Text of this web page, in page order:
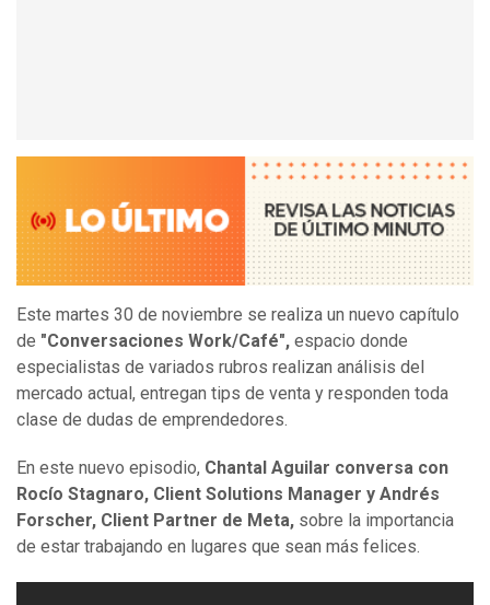
Este martes 30 de noviembre se realiza un nuevo capítulo
de "Conversaciones Work/Café", espacio donde
especialistas de variados rubros realizan análisis del
mercado actual, entregan tips de venta y responden toda
clase de dudas de emprendedores.
En este nuevo episodio, Chantal Aguilar conversa con
Rocío Stagnaro, Client Solutions Manager y Andrés
Forscher, Client Partner de Meta, sobre la importancia
de estar trabajando en lugares que sean más felices.